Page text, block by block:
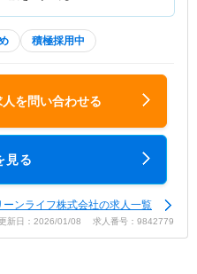
積極採用中
人を問い合わせる
見る
ーンライフ株式会社の求人一覧
新日：2026/01/08 求人番号：9842779